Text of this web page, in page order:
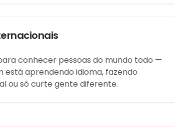
conhecer pessoas do mundo todo —
está aprendendo idioma, fazendo
ou só curte gente diferente.